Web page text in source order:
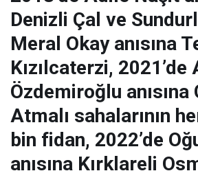
Denizli Çal ve
Meral Okay anısına
Kızılcaterzi,
Özdemiroğlu anısına
Atmalı sahalarının
bin fidan, 2022’de
anısına Kırklareli